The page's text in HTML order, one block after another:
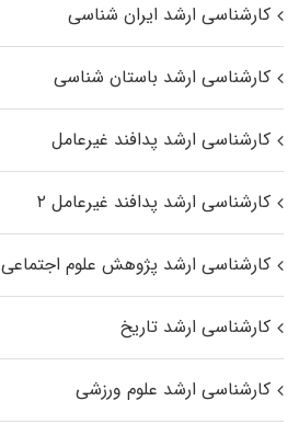
کارشناسی ارشد ایران شناسی
کارشناسی ارشد باستان شناسی
کارشناسی ارشد پدافند غیرعامل
کارشناسی ارشد پدافند غیرعامل ۲
کارشناسی ارشد پژوهش علوم اجتماعی
کارشناسی ارشد تاریخ
کارشناسی ارشد علوم ورزشی